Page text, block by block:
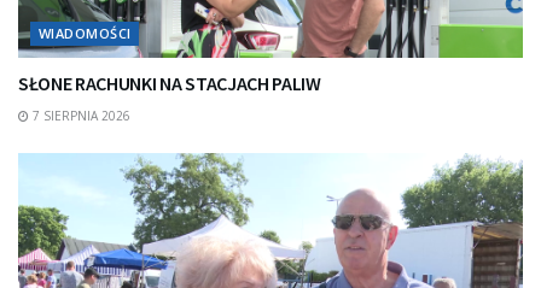
WIADOMOŚCI
SŁONE RACHUNKI NA STACJACH PALIW
7 SIERPNIA 2026